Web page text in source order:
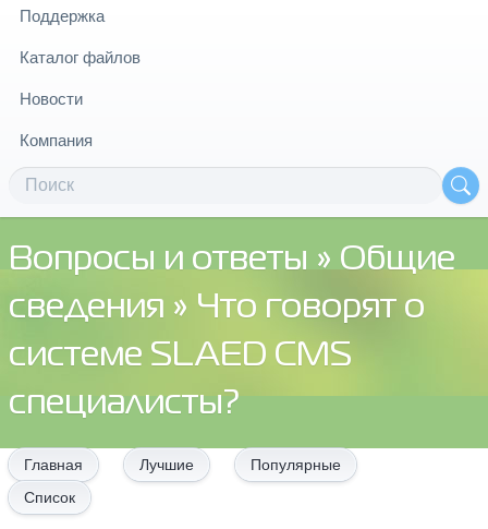
Поддержка
Каталог файлов
Новости
Компания
Вопросы и ответы » Общие
сведения » Что говорят о
системе SLAED CMS
специалисты?
Главная Лучшие
Популярные
Список